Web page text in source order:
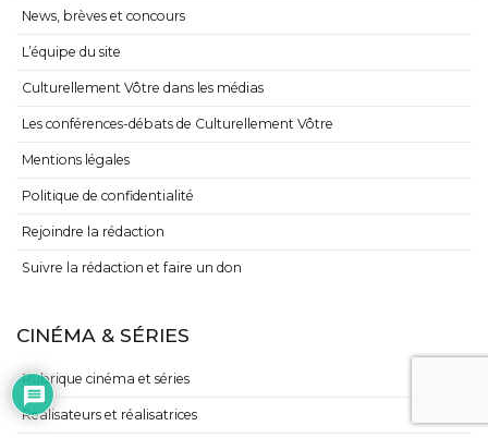
News, brèves et concours
L’équipe du site
Culturellement Vôtre dans les médias
Les conférences-débats de Culturellement Vôtre
Mentions légales
Politique de confidentialité
Rejoindre la rédaction
Suivre la rédaction et faire un don
CINÉMA & SÉRIES
Rubrique cinéma et séries
Réalisateurs et réalisatrices